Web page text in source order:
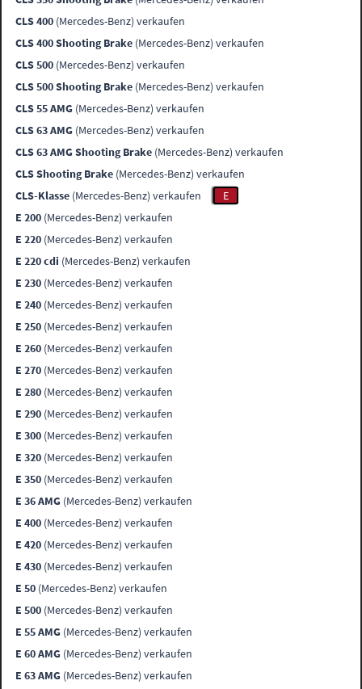
CLS 400 (Mercedes-Benz) verkaufen
CLS 400 Shooting Brake (Mercedes-Benz) verkaufen
CLS 500 (Mercedes-Benz) verkaufen
CLS 500 Shooting Brake (Mercedes-Benz) verkaufen
CLS 55 AMG (Mercedes-Benz) verkaufen
CLS 63 AMG (Mercedes-Benz) verkaufen
CLS 63 AMG Shooting Brake (Mercedes-Benz) verkaufen
CLS Shooting Brake (Mercedes-Benz) verkaufen
CLS-Klasse (Mercedes-Benz) verkaufen
E
E 200 (Mercedes-Benz) verkaufen
E 220 (Mercedes-Benz) verkaufen
E 220 cdi (Mercedes-Benz) verkaufen
E 230 (Mercedes-Benz) verkaufen
E 240 (Mercedes-Benz) verkaufen
E 250 (Mercedes-Benz) verkaufen
E 260 (Mercedes-Benz) verkaufen
E 270 (Mercedes-Benz) verkaufen
E 280 (Mercedes-Benz) verkaufen
E 290 (Mercedes-Benz) verkaufen
E 300 (Mercedes-Benz) verkaufen
E 320 (Mercedes-Benz) verkaufen
E 350 (Mercedes-Benz) verkaufen
E 36 AMG (Mercedes-Benz) verkaufen
E 400 (Mercedes-Benz) verkaufen
E 420 (Mercedes-Benz) verkaufen
E 430 (Mercedes-Benz) verkaufen
E 50 (Mercedes-Benz) verkaufen
E 500 (Mercedes-Benz) verkaufen
E 55 AMG (Mercedes-Benz) verkaufen
E 60 AMG (Mercedes-Benz) verkaufen
E 63 AMG (Mercedes-Benz) verkaufen